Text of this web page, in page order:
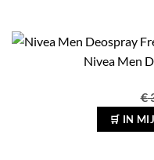
Nivea Men
€
🛒 IN